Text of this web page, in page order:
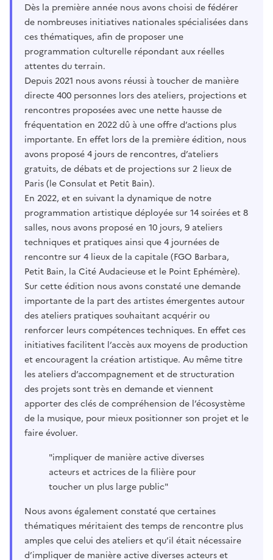
Dès la première année nous avons choisi de fédérer
de nombreuses initiatives nationales spécialisées dans
ces thématiques, afin de proposer une
programmation culturelle répondant aux réelles
attentes du terrain.
Depuis 2021 nous avons réussi à toucher de manière
directe 400 personnes lors des ateliers, projections et
rencontres proposées avec une nette hausse de
fréquentation en 2022 dû à une offre d’actions plus
importante. En effet lors de la première édition, nous
avons proposé 4 jours de rencontres, d’ateliers
gratuits, de débats et de projections sur 2 lieux de
Paris (le Consulat et Petit Bain).
En 2022, et en suivant la dynamique de notre
programmation artistique déployée sur 14 soirées et 8
salles, nous avons proposé en 10 jours, 9 ateliers
techniques et pratiques ainsi que 4 journées de
rencontre sur 4 lieux de la capitale (FGO Barbara,
Petit Bain, la Cité Audacieuse et le Point Ephémère).
Sur cette édition nous avons constaté une demande
importante de la part des artistes émergentes autour
des ateliers pratiques souhaitant acquérir ou
renforcer leurs compétences techniques. En effet ces
initiatives facilitent l’accès aux moyens de production
et encouragent la création artistique. Au même titre
les ateliers d’accompagnement et de structuration
des projets sont très en demande et viennent
apporter des clés de compréhension de l’écosystème
de la musique, pour mieux positionner son projet et le
faire évoluer.
"impliquer de manière active diverses
acteurs et actrices de la filière pour
toucher un plus large public"
Nous avons également constaté que certaines
thématiques méritaient des temps de rencontre plus
amples que celui des ateliers et qu’il était nécessaire
d’impliquer de manière active diverses acteurs et